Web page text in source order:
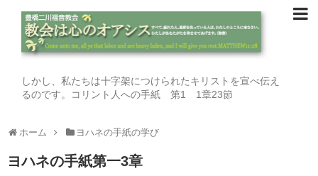
しかし、私たちは十字架につけられたキリストを宣べ伝え
るのです。コリント人への手紙 第1 1章23節
ホーム ヨハネの手紙の学び
ヨハネの手紙第一3章